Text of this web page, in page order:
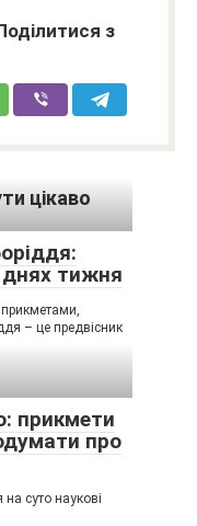
з
цікаво
тижня
– це предвісник
прикмети
про
на суто наукові